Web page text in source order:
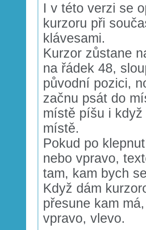
I v této verzi se
kurzoru při
klávesami.
Kurzor zůstane
na řádek 48,
původní pozici,
začnu psát do
místě píšu i
místě.
Pokud po
nebo vpravo,
tam, kam bych
Když dám
přesune kam
vpravo, vlevo.